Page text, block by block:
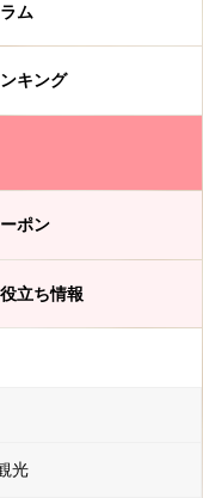
ム
キング
ポン
立ち情報
光